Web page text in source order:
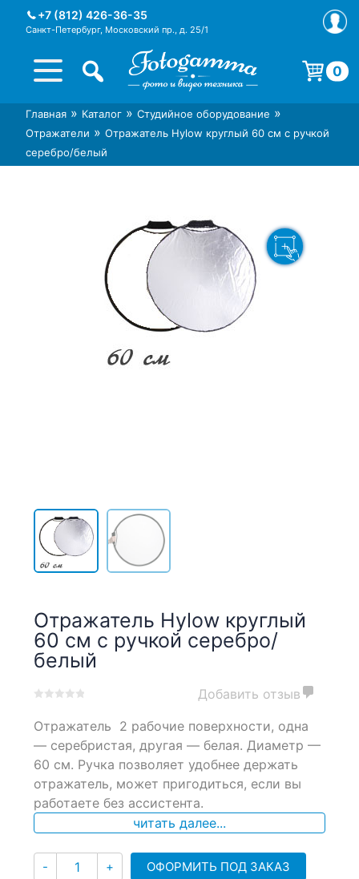
+7 (812) 426-36-35
Санкт-Петербург, Московский пр., д. 25/1
Интернет-магазин фототехники
Foto-Gamma в СПб
Магазин фотоаксессуаров foto-
gamma.ru
0
Корзина пуста.
Главная » Каталог » Студийное оборудование »
Отражатели » Отражатель Hylow круглый 60 см с ручкой
серебро/белый
Отражатель Hylow круглый
60 см с ручкой серебро/
белый
out
on
customer
ratings
Добавить отзыв
Отражатель 2 рабочие поверхности, одна
— серебристая, другая — белая. Диаметр —
60 см. Ручка позволяет удобнее держать
отражатель, может пригодиться, если вы
работаете без ассистента.
читать далее...
- Количество
+ ОФОРМИТЬ ПОД ЗАКАЗ